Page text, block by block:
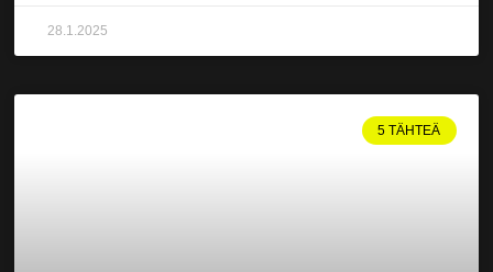
28.1.2025
5 TÄHTEÄ